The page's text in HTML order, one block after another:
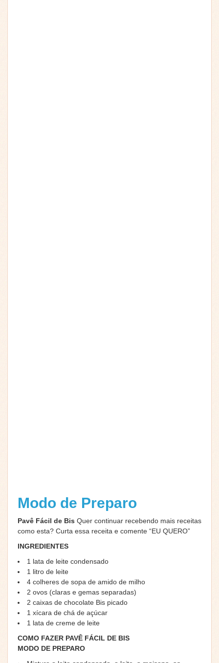
Modo de Preparo
Pavê Fácil de Bis Quer continuar recebendo mais receitas
como esta? Curta essa receita e comente “EU QUERO”
INGREDIENTES
1 lata de leite condensado
1 litro de leite
4 colheres de sopa de amido de milho
2 ovos (claras e gemas separadas)
2 caixas de chocolate Bis picado
1 xícara de chá de açúcar
1 lata de creme de leite
COMO FAZER PAVÊ FÁCIL DE BIS
MODO DE PREPARO